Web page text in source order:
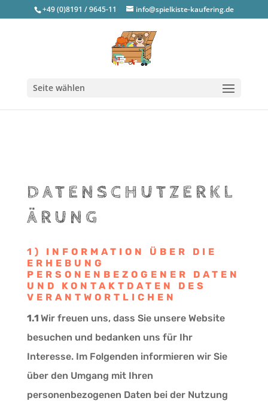
+49 (0)8191 / 9645-11 info@spielkiste-kaufering.de
Seite wählen
DATENSCHUTZERKL
ÄRUNG
1) INFORMATION ÜBER DIE
ERHEBUNG
PERSONENBEZOGENER DATEN
UND KONTAKTDATEN DES
VERANTWORTLICHEN
1.1 Wir freuen uns, dass Sie unsere Website
besuchen und bedanken uns für Ihr
Interesse. Im Folgenden informieren wir Sie
über den Umgang mit Ihren
personenbezogenen Daten bei der Nutzung